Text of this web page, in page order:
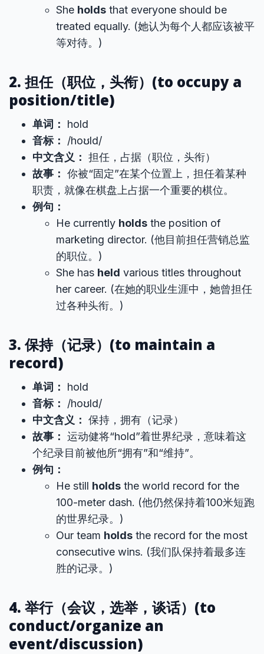
She holds that everyone should be
treated equally. (她认为每个人都应该被平
等对待。)
2. 担任（职位，头衔）(to occupy a
position/title)
单词：
hold
音标：
/hoʊld/
中文含义： 担任，占据（职位，头衔）
故事： 你被“固定”在某个位置上，担任着某种
职责，就像在棋盘上占据一个重要的棋位。
例句：
He currently holds the position of
marketing director. (他目前担任营销总监
的职位。)
She has held various titles throughout
her career. (在她的职业生涯中，她曾担任
过各种头衔。)
3. 保持（记录）(to maintain a
record)
单词：
hold
音标：
/hoʊld/
中文含义： 保持，拥有（记录）
故事： 运动健将“hold”着世界纪录，意味着这
个纪录目前被他所“拥有”和“维持”。
例句：
He still holds the world record for the
100-meter dash. (他仍然保持着100米短跑
的世界纪录。)
Our team holds the record for the most
consecutive wins. (我们队保持着最多连
胜的记录。)
4. 举行（会议，选举，谈话）(to
conduct/organize an
event/discussion)